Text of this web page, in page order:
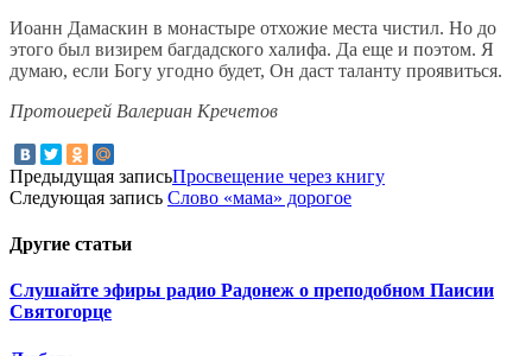
Иоанн Дамаскин в монастыре отхожие места чистил. Но до
этого был визирем багдадского халифа. Да еще и поэтом. Я
думаю, если Богу угодно будет, Он даст таланту проявиться.
Протоиерей Валериан Кречетов
Предыдущая записьПросвещение через книгу
Следующая запись Слово «мама» дорогое
Другие статьи
Слушайте эфиры радио Радонеж о преподобном Паисии
Святогорце